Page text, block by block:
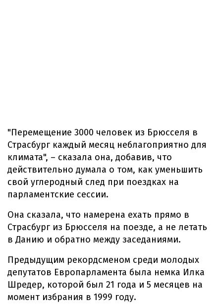
"Перемещение 3000 человек из Брюсселя в
Страсбург каждый месяц неблагоприятно для
климата", – сказала она, добавив, что
действительно думала о том, как уменьшить
свой углеродный след при поездках на
парламентские сессии.
Она сказала, что намерена ехать прямо в
Страсбург из Брюсселя на поезде, а не летать
в Данию и обратно между заседаниями.
Предыдущим рекордсменом среди молодых
депутатов Европарламента была немка Илка
Шредер, которой был 21 года и 5 месяцев на
момент избрания в 1999 году.